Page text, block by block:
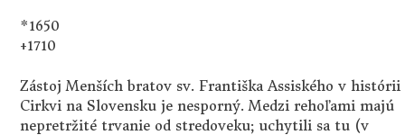
*1650
+1710
Zástoj Menších bratov sv. Františka Assiského v histórii
Cirkvi na Slovensku je nesporný. Medzi rehoľami majú
nepretržité trvanie od stredoveku; uchytili sa tu (v